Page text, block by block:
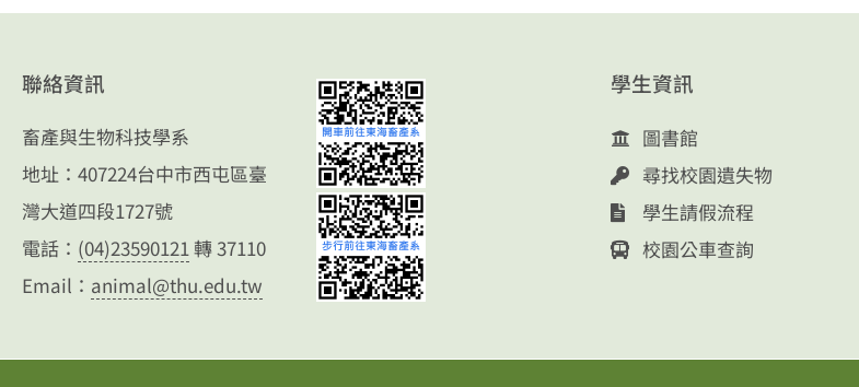
聯絡資訊
畜產與生物科技學系
地址：407224台中市西屯區臺
灣大道四段1727號
電話： (04)23590121 轉 37110
Email： animal@thu.edu.tw
學生資訊
圖書館
尋找校園遺失物
學生請假流程
校園公車查詢